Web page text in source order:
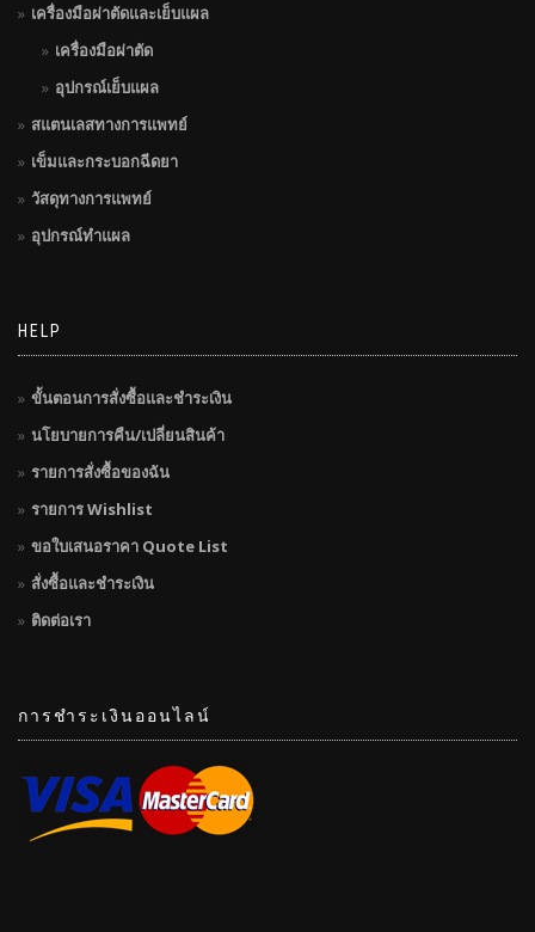
เครื่องมือผ่าตัดและเย็บแผล
เครื่องมือผ่าตัด
อุปกรณ์เย็บแผล
สแตนเลสทางการแพทย์
เข็มและกระบอกฉีดยา
วัสดุทางการแพทย์
อุปกรณ์ทำแผล
HELP
ขั้นตอนการสั่งซื้อและชำระเงิน
นโยบายการคืน/เปลี่ยนสินค้า
รายการสั่งซื้อของฉัน
รายการ Wishlist
ขอใบเสนอราคา Quote List
สั่งซื้อและชำระเงิน
ติดต่อเรา
การชำระเงินออนไลน์